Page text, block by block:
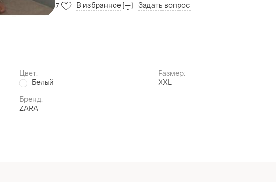
7 В избранное Задать вопрос
Цвет:
Белый
Размер:
XXL
Бренд:
ZARA